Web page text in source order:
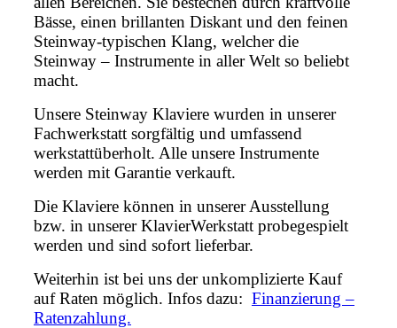
Bässe, einen brillanten Diskant und den feinen
Steinway-typischen Klang, welcher die
Steinway – Instrumente in aller Welt so beliebt
macht.
Unsere Steinway Klaviere wurden in unserer
Fachwerkstatt sorgfältig und umfassend
werkstattüberholt. Alle unsere Instrumente
werden mit Garantie verkauft.
Die Klaviere können in unserer Ausstellung
bzw. in unserer KlavierWerkstatt probegespielt
werden und sind sofort lieferbar.
Weiterhin ist bei uns der unkomplizierte Kauf
auf Raten möglich. Infos dazu: Finanzierung –
Ratenzahlung.